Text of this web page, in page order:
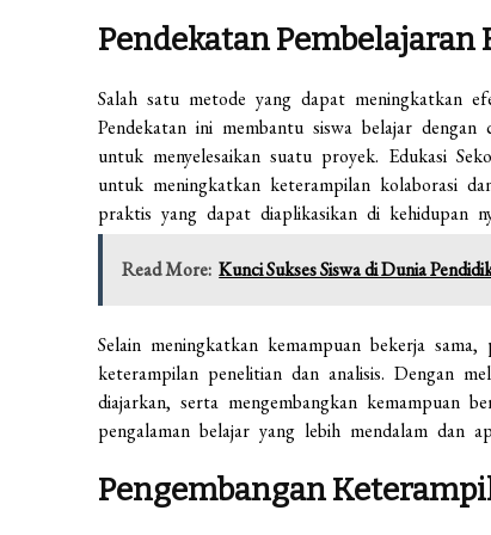
Pendekatan Pembelajaran
Salah satu metode yang dapat meningkatkan
Pendekatan ini membantu siswa belajar
untuk menyelesaikan suatu proyek. Edukasi
untuk meningkatkan keterampilan kolaborasi
praktis yang dapat diaplikasikan di kehidupan
Read More: Kunci Sukses Siswa di Dunia
Selain meningkatkan kemampuan bekerja
keterampilan penelitian dan analisis. Dengan
diajarkan, serta mengembangkan kemampuan
pengalaman belajar yang lebih mendalam dan
Pengembangan